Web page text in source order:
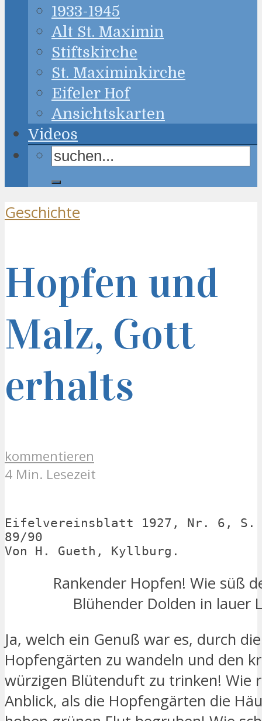
1933-1945
Alt St. Maximin
Stiftskirche
St. Maximinkirche
Eifeler Hof
Ansichtskarten
Videos
Geschichte
Hopfen und
Malz, Gott
erhalts
kommentieren
4 Min. Lesezeit
Eifelvereinsblatt 1927, Nr. 6, S.
89/90
Von H. Gueth, Kyllburg.
Rankender Hopfen! Wie süß
Blühender Dolden in lauer
Ja, welch ein Genuß war es, durch
Hopfengärten zu wandeln und den
würzigen Blütenduft zu trinken! Wie
Anblick, als die Hopfengärten die